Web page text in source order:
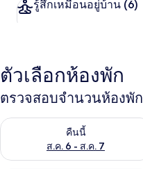
รู้สึกเหมือนอยู่บ้าน (6)
ตัวเลือกห้องพัก
ตรวจสอบจำนวนห้องพั
คืนนี้
ส.ค. 6 - ส.ค. 7
ตรวจสอบจำนวนห้องพักว่างใ